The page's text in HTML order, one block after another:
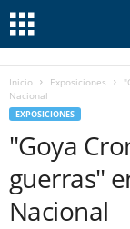
Inicio Exposiciones
Nacional
EXPOSICIONES
"Goya
guerras"
Nacional